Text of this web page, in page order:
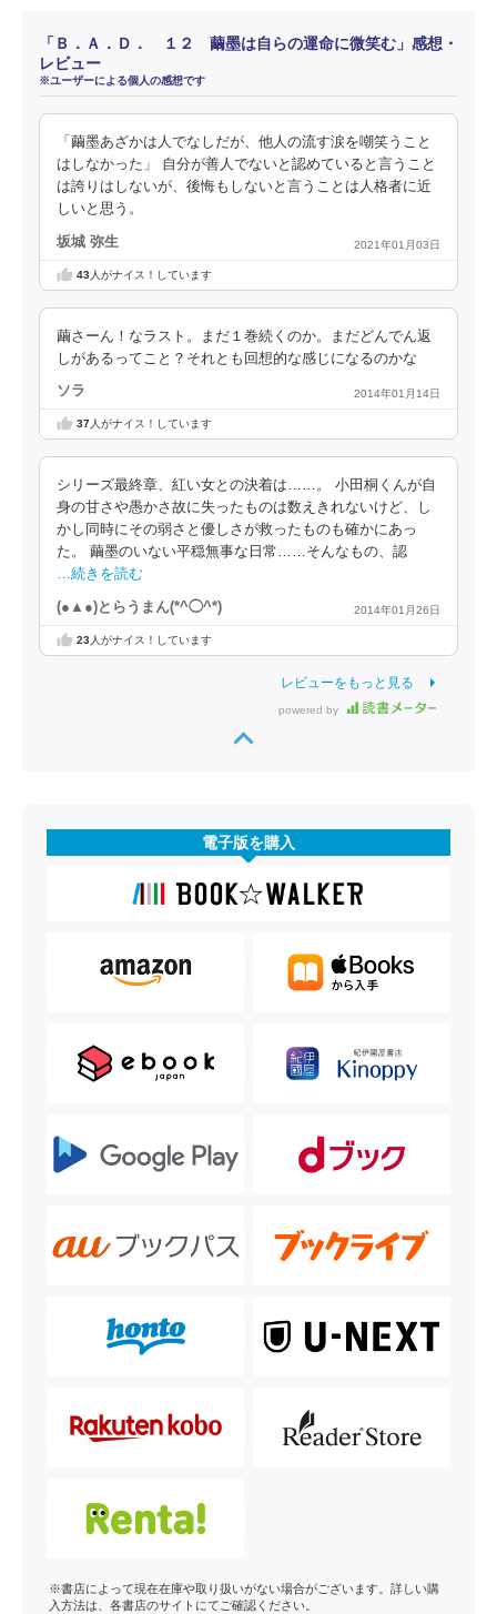
「Ｂ．Ａ．Ｄ． １２ 繭墨は自らの運命に微笑む」感想・
レビュー
※ユーザーによる個人の感想です
「繭墨あざかは人でなしだが、他人の流す涙を嘲笑うこと
はしなかった」 自分が善人でないと認めていると言うこと
は誇りはしないが、後悔もしないと言うことは人格者に近
しいと思う。
坂城 弥生 2021年01月03日
43人がナイス！しています
繭さーん！なラスト。まだ１巻続くのか。まだどんでん返
しがあるってこと？それとも回想的な感じになるのかな
ソラ 2014年01月14日
37人がナイス！しています
シリーズ最終章、紅い女との決着は……。 小田桐くんが自
身の甘さや愚かさ故に失ったものは数えきれないけど、し
かし同時にその弱さと優しさが救ったものも確かにあっ
た。 繭墨のいない平穏無事な日常……そんなもの、認
…続きを読む
(●▲●)とらうまん(*^◯^*) 2014年01月26日
23人がナイス！しています
レビューをもっと見る
powered by
電子版を購入
※書店によって現在在庫や取り扱いがない場合がございます。詳しい購
入方法は、各書店のサイトにてご確認ください。